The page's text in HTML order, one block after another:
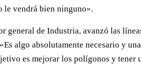
le vendrá bien ninguno».
general de Industria, avanzó las
algo absolutamente necesario y
es mejorar los polígonos y tener